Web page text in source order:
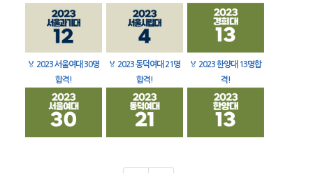
🏅 2023 서울여대 30명
합격!
🏅 2023 동덕여대 21명
합격!
🏅 2023 한양대 13명합
격!